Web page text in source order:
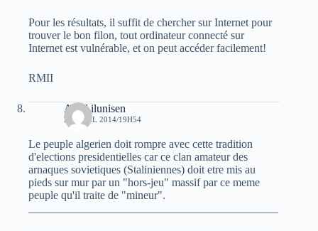
Pour les résultats, il suffit de chercher sur Internet pour
trouver le bon filon, tout ordinateur connecté sur
Internet est vulnérable, et on peut accéder facilement!
RMII
Aksil ilunisen
21 AVRIL 2014/19H54
Le peuple algerien doit rompre avec cette tradition
d'elections presidentielles car ce clan amateur des
arnaques sovietiques (Staliniennes) doit etre mis au
pieds sur mur par un "hors-jeu" massif par ce meme
peuple qu'il traite de "mineur".